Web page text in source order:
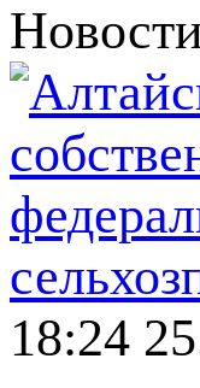
18:24